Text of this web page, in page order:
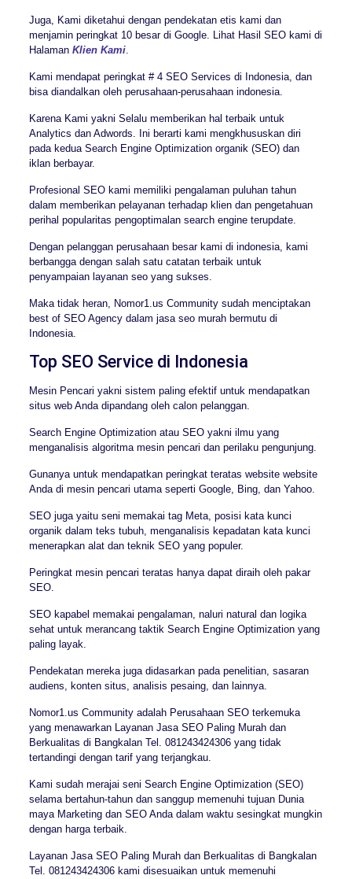
Juga, Kami diketahui dengan pendekatan etis kami dan
menjamin peringkat 10 besar di Google. Lihat Hasil SEO kami di
Halaman Klien Kami.
Kami mendapat peringkat # 4 SEO Services di Indonesia, dan
bisa diandalkan oleh perusahaan-perusahaan indonesia.
Karena Kami yakni Selalu memberikan hal terbaik untuk
Analytics dan Adwords. Ini berarti kami mengkhususkan diri
pada kedua Search Engine Optimization organik (SEO) dan
iklan berbayar.
Profesional SEO kami memiliki pengalaman puluhan tahun
dalam memberikan pelayanan terhadap klien dan pengetahuan
perihal popularitas pengoptimalan search engine terupdate.
Dengan pelanggan perusahaan besar kami di indonesia, kami
berbangga dengan salah satu catatan terbaik untuk
penyampaian layanan seo yang sukses.
Maka tidak heran, Nomor1.us Community sudah menciptakan
best of SEO Agency dalam jasa seo murah bermutu di
Indonesia.
Top SEO Service di Indonesia
Mesin Pencari yakni sistem paling efektif untuk mendapatkan
situs web Anda dipandang oleh calon pelanggan.
Search Engine Optimization atau SEO yakni ilmu yang
menganalisis algoritma mesin pencari dan perilaku pengunjung.
Gunanya untuk mendapatkan peringkat teratas website website
Anda di mesin pencari utama seperti Google, Bing, dan Yahoo.
SEO juga yaitu seni memakai tag Meta, posisi kata kunci
organik dalam teks tubuh, menganalisis kepadatan kata kunci
menerapkan alat dan teknik SEO yang populer.
Peringkat mesin pencari teratas hanya dapat diraih oleh pakar
SEO.
SEO kapabel memakai pengalaman, naluri natural dan logika
sehat untuk merancang taktik Search Engine Optimization yang
paling layak.
Pendekatan mereka juga didasarkan pada penelitian, sasaran
audiens, konten situs, analisis pesaing, dan lainnya.
Nomor1.us Community adalah Perusahaan SEO terkemuka
yang menawarkan Layanan Jasa SEO Paling Murah dan
Berkualitas di Bangkalan Tel. 081243424306 yang tidak
tertandingi dengan tarif yang terjangkau.
Kami sudah merajai seni Search Engine Optimization (SEO)
selama bertahun-tahun dan sanggup memenuhi tujuan Dunia
maya Marketing dan SEO Anda dalam waktu sesingkat mungkin
dengan harga terbaik.
Layanan Jasa SEO Paling Murah dan Berkualitas di Bangkalan
Tel. 081243424306 kami disesuaikan untuk memenuhi